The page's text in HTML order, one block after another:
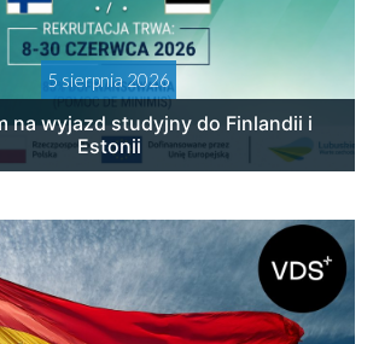
5 sierpnia 2026
na wyjazd studyjny do Finlandii i
Estonii